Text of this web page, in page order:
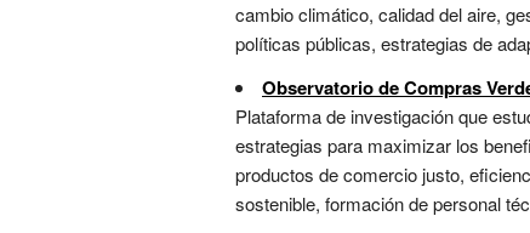
cambio climático, calidad del aire,
políticas públicas, estrategias de
Observatorio de Compras
Plataforma de investigación que
estrategias para maximizar los
productos de comercio justo,
sostenible, formación de personal